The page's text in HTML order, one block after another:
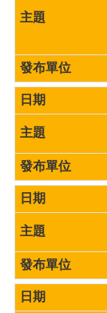
服
政
府
資
訊
公
開
檔
案
應
用
回
首
頁